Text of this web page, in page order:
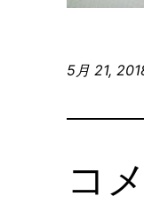
5月 21,
コ